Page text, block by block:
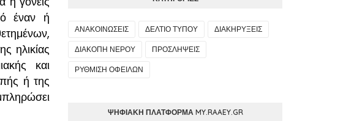
έναν ή
ηλικίας
και
ή της
ΑΝΑΚΟΙΝΩΣΕΙΣ ΔΕΛΤΙΟ ΤΥΠΟΥ
ΔΙΑΚΗΡΥΞΕΙΣ
ΔΙΑΚΟΠΗ ΝΕΡΟΥ
ΠΡΟΣΛΗΨΕΙΣ
ΡΥΘΜΙΣΗ ΟΦΕΙΛΩΝ
ΨΗΦΙΑΚΉ ΠΛΑΤΦΌΡΜΑ MY.RAAEY.GR